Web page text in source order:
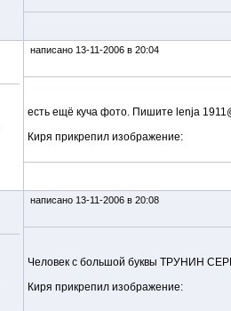
написано 13-11-2006 в 20:04
есть ещё куча фото. Пишите lenja
Киря прикрепил изображение:
написано 13-11-2006 в 20:08
Человек с большой буквы ТРУНИН
Киря прикрепил изображение: